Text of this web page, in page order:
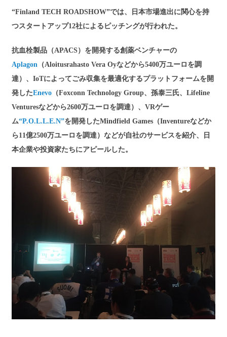
“Finland TECH ROADSHOW”では、日本市場進出に関心を持
つスタートアップ12社によるピッチングが行われた。
抗血栓製品（APACS）を開発する創薬ベンチャーの
Aplagon （Aloitusrahasto Vera Oyなどから5400万ユーロを調
達）、IoTによってごみ収集を最適化するプラットフォームを開
発したEnevo （Foxconn Technology Group、孫泰三氏、Lifeline
Venturesなどから2600万ユーロを調達）、VRゲー
ム“P.O.L.L.E.N”を開発したMindfield Games（Inventureなどか
ら11億2500万ユーロを調達）などが自社のサービスを紹介、日
本企業や投資家たちにアピールした。